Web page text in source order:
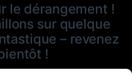
le dérangement !
sur quelque
– revenez
!